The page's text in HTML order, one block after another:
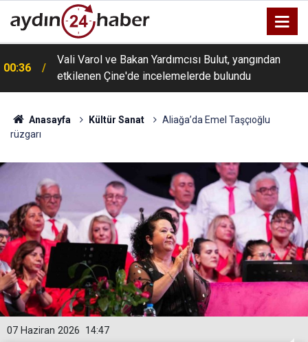
00:36
Vali Varol ve Bakan Yardımcısı Bulut, yangından
etkilenen Çine'de incelemelerde bulundu
Anasayfa Kültür Sanat
Aliağa’da Emel Taşçıoğlu
rüzgarı
14:47
07 Haziran 2026